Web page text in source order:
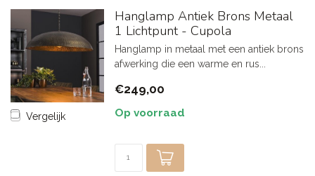
Vergelijk
Hanglamp Antiek Brons Metaal
1 Lichtpunt - Cupola
Hanglamp in metaal met een antiek brons
afwerking die een warme en rus...
€249,00
Op voorraad